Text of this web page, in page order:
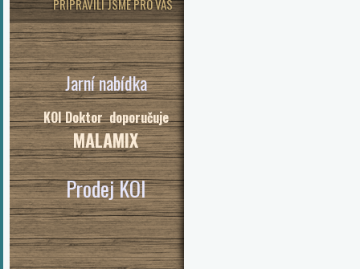
PŘIPRAVILI JSME PRO VÁS
Jarní nabídka
KOI Doktor doporučuje
MALAMIX
Prodej KOI